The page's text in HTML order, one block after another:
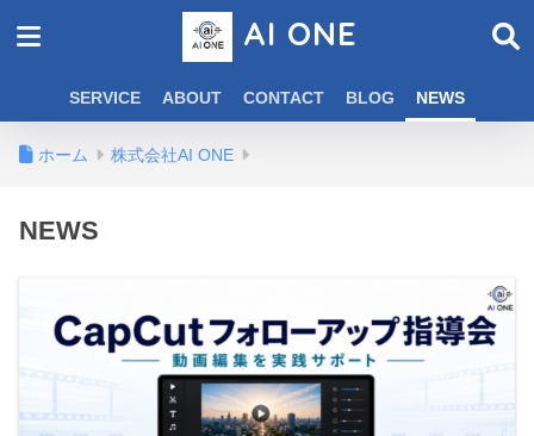
AI ONE
SERVICE ABOUT CONTACT BLOG NEWS
ホーム 株式会社AI ONE
NEWS